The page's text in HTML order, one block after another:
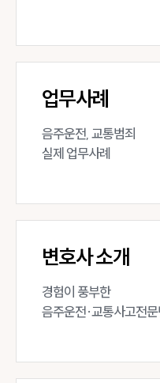
업무사례
음주운전, 교통범죄
실제 업무사례
변호사 소개
경험이 풍부한
음주운전·교통사고전